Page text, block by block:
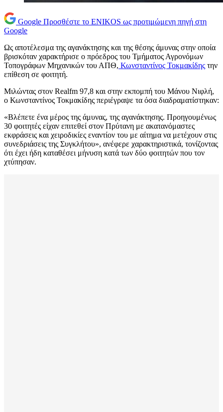
Google Προσθέστε το ENIKOS ως προτιμώμενη πηγή στη
Google
Ως αποτέλεσμα της αγανάκτησης και της θέσης άμυνας στην οποία
βρισκόταν χαρακτήρισε ο πρόεδρος του Τμήματος Αγρονόμων
Τοπογράφων Μηχανικών του ΑΠΘ, Κωνσταντίνος Τοκμακίδης την
επίθεση σε φοιτητή.
Μιλώντας στον Realfm 97,8 και στην εκπομπή του Μάνου Νιφλή,
ο Κωνσταντίνος Τοκμακίδης περιέγραψε τα όσα διαδραματίστηκαν:
«Βλέπετε ένα μέρος της άμυνας, της αγανάκτησης. Προηγουμένως
30 φοιτητές είχαν επιτεθεί στον Πρύτανη με ακατανόμαστες
εκφράσεις και χειροδικίες εναντίον του με αίτημα να μετέχουν στις
συνεδριάσεις της Συγκλήτου», ανέφερε χαρακτηριστικά, τονίζοντας
ότι έχει ήδη καταθέσει μήνυση κατά των δύο φοιτητών που τον
χτύπησαν.